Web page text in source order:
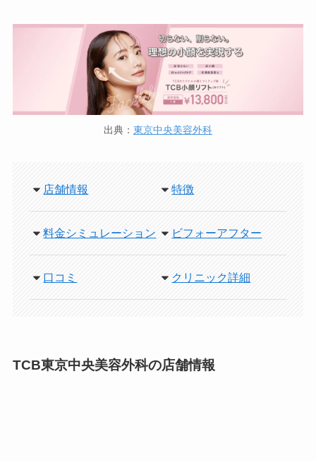
出典： 東京中央美容外科
店舗情報 特徴
料金シミュレーション ビフォーアフター
口コミ クリニック詳細
TCB東京中央美容外科の店舗情報